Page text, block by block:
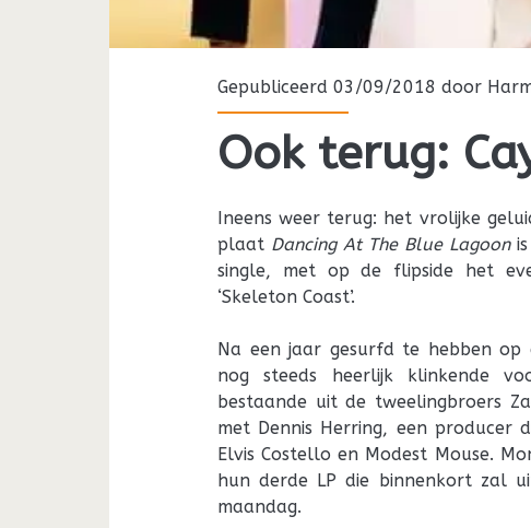
Gepubliceerd 03/09/2018 door
Ook terug:
Ineens weer terug: het vrolijke
plaat Dancing At The Blue Lagoonis
single, met op de flipside het
‘Skeleton Coast’.
Na een jaar gesurfd te hebben op
nog steeds heerlijk klinkende
bestaande uit de tweelingbroers
met Dennis Herring, een producer
Elvis Costello en Modest Mouse.
hun derde LP die binnenkort zal
maandag.